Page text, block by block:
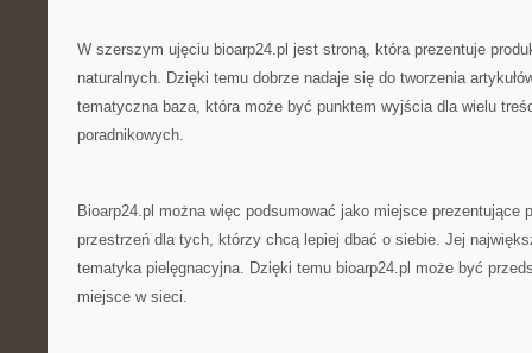
W szerszym ujęciu bioarp24.pl jest stroną, która prezentuje
naturalnych. Dzięki temu dobrze nadaje się do tworzenia
tematyczna baza, która może być punktem wyjścia dla wielu
poradnikowych.
Bioarp24.pl można więc podsumować jako miejsce prezentujące
przestrzeń dla tych, którzy chcą lepiej dbać o siebie. Jej
tematyka pielęgnacyjna. Dzięki temu bioarp24.pl może być
miejsce w sieci.